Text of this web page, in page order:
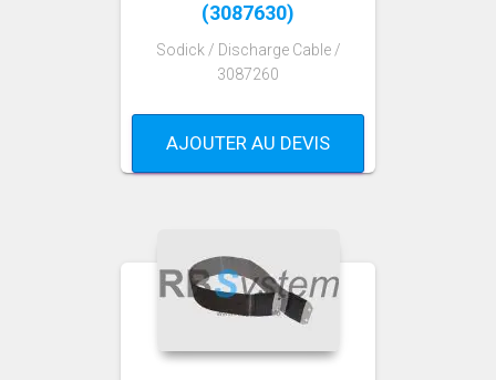
(3087630)
Sodick / Discharge Cable /
3087260
AJOUTER AU DEVIS